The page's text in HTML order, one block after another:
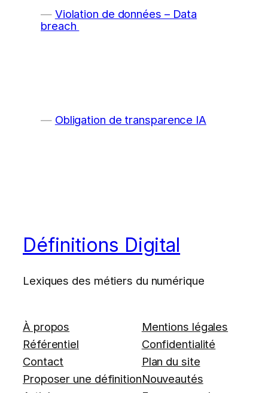
Violation de données – Data
breach
Obligation de transparence IA
Définitions Digital
Lexiques des métiers du numérique
À propos
Référentiel
Contact
Proposer une définition
Mentions légales
Confidentialité
Plan du site
Nouveautés